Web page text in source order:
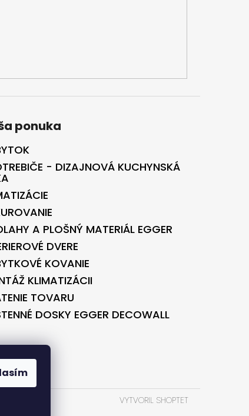
ponuka
- DIZAJNOVÁ KUCHYNSKÁ
A PLOŠNÝ MATERIÁL EGGER
DVERE
KOVANIE
KLIMATIZÁCII
TOVARU
DOSKY EGGER DECOWALL
VYTVORIL SHOPTET